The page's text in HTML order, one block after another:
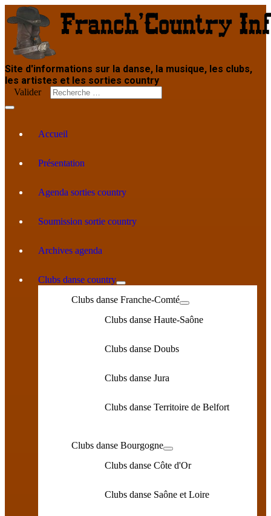
Site d'informations sur la danse, la musique, les clubs,
les artistes et les sorties country
Valider
Accueil
Présentation
Agenda sorties country
Soumission sortie country
Archives agenda
Clubs danse country
Clubs danse Franche-Comté
Clubs danse Haute-Saône
Clubs danse Doubs
Clubs danse Jura
Clubs danse Territoire de Belfort
Clubs danse Bourgogne
Clubs danse Côte d'Or
Clubs danse Saône et Loire